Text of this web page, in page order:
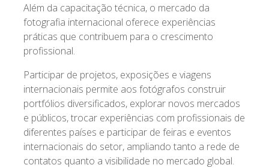
Além da capacitação técnica, o mercado da
fotografia internacional oferece experiências
práticas que contribuem para o crescimento
profissional.
Participar de projetos, exposições e viagens
internacionais permite aos fotógrafos construir
portfólios diversificados, explorar novos mercados
e públicos, trocar experiências com profissionais de
diferentes países e participar de feiras e eventos
internacionais do setor, ampliando tanto a rede de
contatos quanto a visibilidade no mercado global.